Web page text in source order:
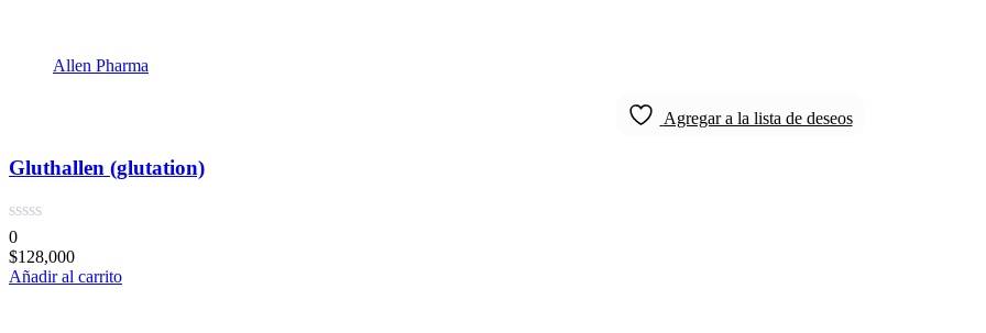
Allen Pharma
Agregar a la lista de deseos
Gluthallen (glutation)
0
$128,000
Añadir al carrito